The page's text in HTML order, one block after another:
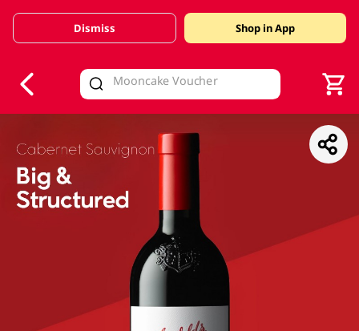
Valid Until 30 June 2026
Dismiss Shop in App